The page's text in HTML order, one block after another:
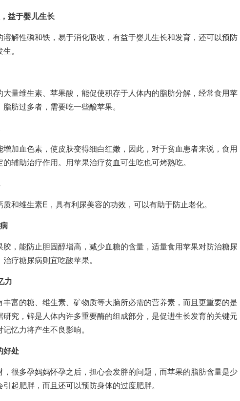
于婴儿生长
性磷和铁，易于消化吸收，有益于婴儿生长和发育，还可以预防
。
维生素、苹果酸，能促使积存于人体内的脂肪分解，经常食用苹
肪过多者，需要吃一些酸苹果。
血色素，使皮肤变得细白红嫩，因此，对于贫血患者来说，食用
辅助治疗作用。用苹果治疗贫血可生吃也可烤熟吃。
维生素E，具有利尿美容的功效，可以有助于防止老化。
能防止胆固醇增高，减少血糖的含量，适量食用苹果对防治糖尿
疗糖尿病则宜吃酸苹果。
力
的糖、维生素、矿物质等大脑所必需的营养素，而且更重要的是
研究，锌是人体内许多重要酶的组成部分，是促进生长发育的关键元
忆力将产生不良影响。
处
多孕妈妈怀孕之后，担心会发胖的问题，而苹果的脂肪含量是少
起肥胖，而且还可以预防身体的过度肥胖。